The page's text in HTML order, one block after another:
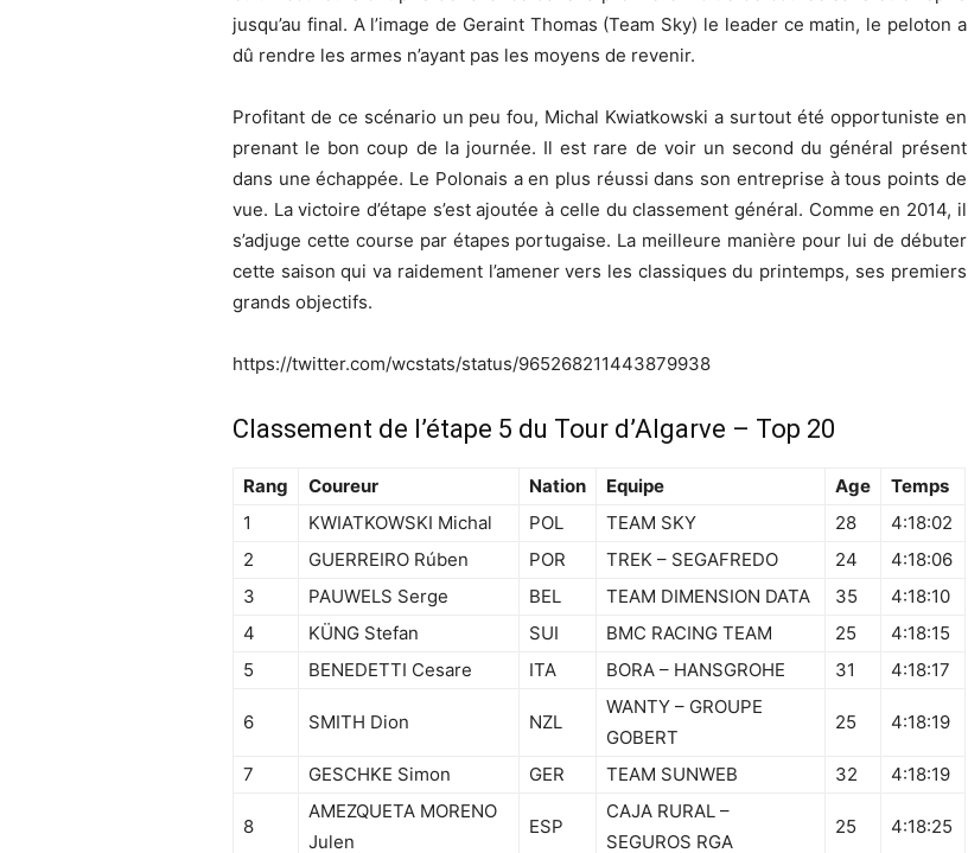
jusqu’au final. A l’image de Geraint Thomas (Team Sky) le leader ce matin, le peloton a
dû rendre les armes n’ayant pas les moyens de revenir.
Profitant de ce scénario un peu fou, Michal Kwiatkowski a surtout été opportuniste en
prenant le bon coup de la journée. Il est rare de voir un second du général présent
dans une échappée. Le Polonais a en plus réussi dans son entreprise à tous points de
vue. La victoire d’étape s’est ajoutée à celle du classement général. Comme en 2014, il
s’adjuge cette course par étapes portugaise. La meilleure manière pour lui de débuter
cette saison qui va raidement l’amener vers les classiques du printemps, ses premiers
grands objectifs.
https://twitter.com/wcstats/status/965268211443879938
Classement de l’étape 5 du Tour d’Algarve – Top 20
Rang Coureur Nation Equipe Age
Temps
1
KWIATKOWSKI Michal POL TEAM SKY 28
4:18:02
2
GUERREIRO Rúben POR TREK – SEGAFREDO 24
4:18:06
3
PAUWELS Serge BEL TEAM DIMENSION DATA 35
4:18:10
4
KÜNG Stefan SUI BMC RACING TEAM 25
4:18:15
5
BENEDETTI Cesare ITA BORA – HANSGROHE 31 4:18:17
6 SMITH Dion NZL
WANTY – GROUPE
GOBERT
25 4:18:19
7 GESCHKE Simon GER TEAM SUNWEB 32 4:18:19
8
AMEZQUETA MORENO
Julen
ESP
CAJA RURAL –
SEGUROS RGA
25 4:18:25